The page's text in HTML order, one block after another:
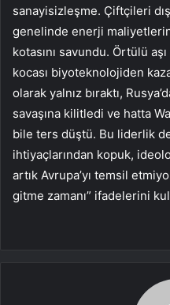
sanayisizleşme. Çiftçileri
genelinde enerji
kotasını savundu. Örtülü
kocası biyoteknolojiden
olarak yalnız bıraktı,
savaşına kilitledi ve hatta
bile ters düştü. Bu liderlik
ihtiyaçlarından kopuk,
artık Avrupa’yı temsil
gitme zamanı” ifadelerini